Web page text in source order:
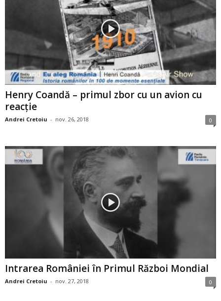
Henry Coandă – primul zbor cu un avion cu
reacţie
Andrei Cretoiu - nov. 26, 2018 0
Intrarea României în Primul Război Mondial
Andrei Cretoiu - nov. 27, 2018 0